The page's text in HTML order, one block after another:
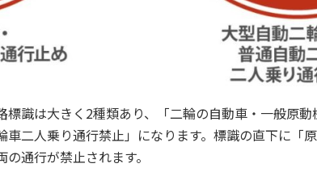
識は大きく2種類あり、「二輪の自動車・一般原
車二人乗り通行禁止」になります。標識の直下に「
通行が禁止されます。